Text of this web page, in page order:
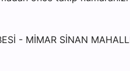
- MİMAR SİNAN